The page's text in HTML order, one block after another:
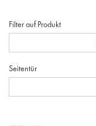
Filter auf Produkt
Seitentür